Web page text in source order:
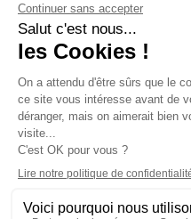
Contactez-nous-